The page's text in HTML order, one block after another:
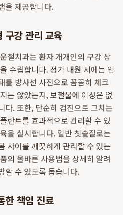
을 제공합니다.
구강 관리 교육
철치과는 환자 개개인의 구강 상
수립합니다. 정기 내원 시에는 임
를 방사선 사진으로 꼼꼼히 체크
는 않았는지, 보철물에 이상은 없
다. 또한, 단순히 검진으로 그치는
란트를 효과적으로 관리할 수 있
을 실시합니다. 일반 칫솔질로는
사이를 깨끗하게 관리할 수 있는
의 올바른 사용법을 상세히 알려
할 수 있도록 돕습니다.
한 책임 진료